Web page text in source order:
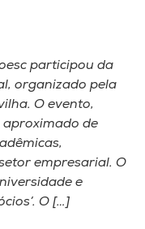
participou da
organizado pela
O evento,
de
empresarial. O
e
O […]